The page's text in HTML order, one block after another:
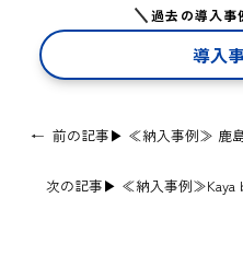
過去の導入事
導入
← 前の記事▶ ≪納入事例≫ 鹿
次の記事▶ ≪納入事例≫Kaya